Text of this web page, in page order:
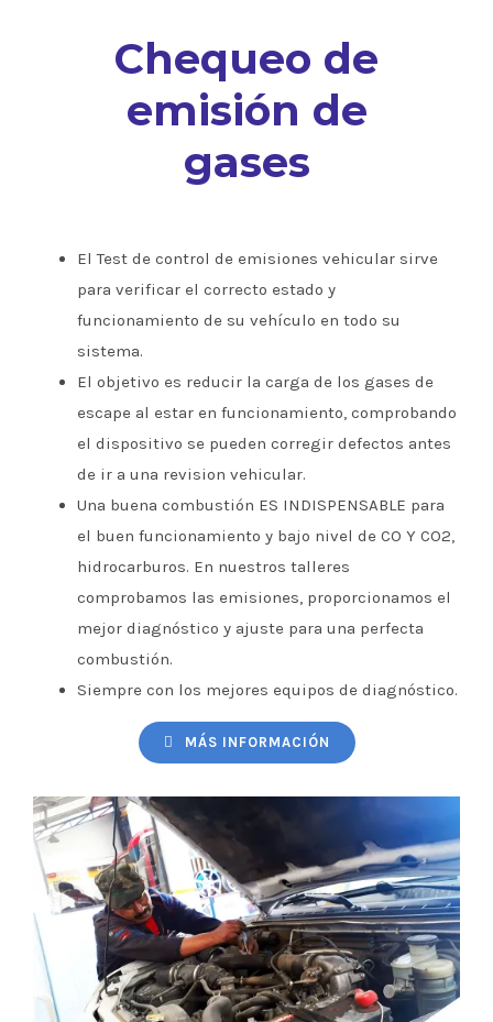
Chequeo de
emisión de
gases
El Test de control de emisiones vehicular sirve
para verificar el correcto estado y
funcionamiento de su vehículo en todo su
sistema.
El objetivo es reducir la carga de los gases de
escape al estar en funcionamiento, comprobando
el dispositivo se pueden corregir defectos antes
de ir a una revision vehicular.
Una buena combustión ES INDISPENSABLE para
el buen funcionamiento y bajo nivel de CO Y CO2,
hidrocarburos. En nuestros talleres
comprobamos las emisiones, proporcionamos el
mejor diagnóstico y ajuste para una perfecta
combustión.
Siempre con los mejores equipos de diagnóstico.
MÁS INFORMACIÓN